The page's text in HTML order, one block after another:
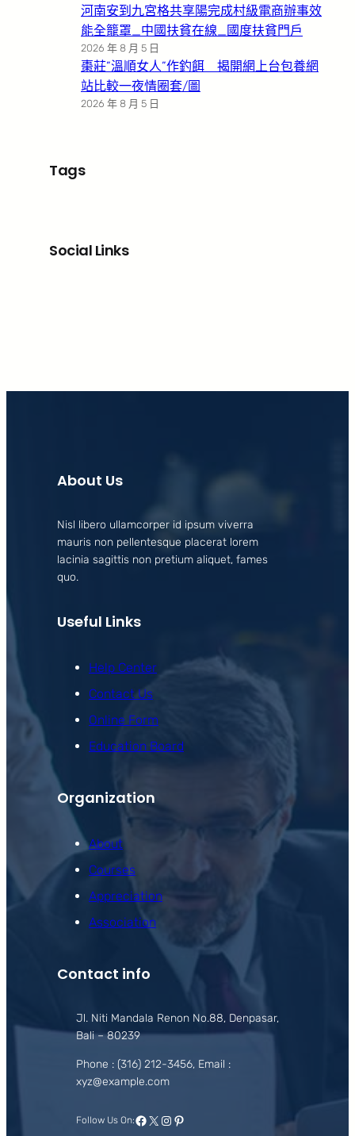
河南安到九宮格共享陽完成村級電商辦事效
能全籠罩_中國扶貧在線_國度扶貧門戶
2026 年 8 月 5 日
棗莊”溫順女人”作釣餌 揭開網上台包養網
站比較一夜情圈套/圖
2026 年 8 月 5 日
Tags
Social Links
About Us
Nisl libero ullamcorper id ipsum viverra
mauris non pellentesque placerat lorem
lacinia sagittis non pretium aliquet, fames
quo.
Useful Links
Help Center
Contact Us
Online Form
Education Board
Organization
About
Courses
Appreciation
Association
Contact info
Jl. Niti Mandala Renon No.88, Denpasar,
Bali – 80239
Phone : (316) 212-3456, Email :
xyz@example.com
Follow Us On:Facebook
X Instagram
Pinterest